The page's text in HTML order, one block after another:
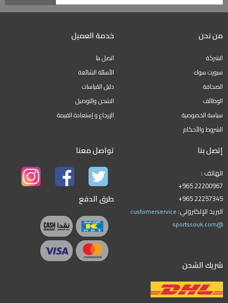
من نحن
الشركة
سبورت سوك
الصحافة
الوظائف
سياسة الخصوصية
الشروط والأحكام
خدمة العميل
اتصل بنا
الأسئلة الشائعة
دليل القياسات
الشحن والتوصيل
الإرجاع و إستعادة القيمة
إتصل بنا
الهاتف :
+965 22200967
+965 22257345
البريد الإلكتروني: customerservice
@sportssouk.com
تواصل معنا
طرق الدفع
شريك الشحن